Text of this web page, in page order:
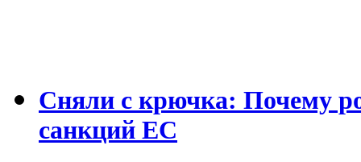
Сняли с крючка: Почему
санкций ЕС